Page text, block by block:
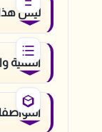
ليش هذا
التقنية